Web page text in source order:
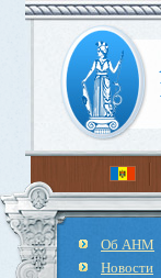
Об АНМ
Новости